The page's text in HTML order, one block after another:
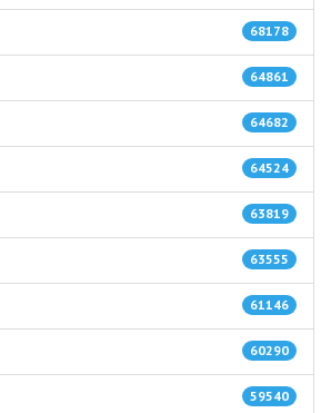
68178
64861
64682
64524
63819
63555
61146
60290
59540